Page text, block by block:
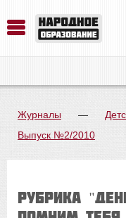
Журналы —
Выпуск №2/2010
Рубрика